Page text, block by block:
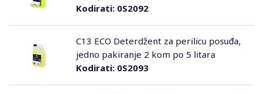
Kodirati:0S2092
Kodirati:0S2093
C13 ECO Deterdžent za perilicu posuđa,
jedno pakiranje 2 kom po 5 litara